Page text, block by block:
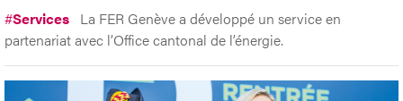
#Services La FER Genève a développé un service en
partenariat avec l’Office cantonal de l’énergie.